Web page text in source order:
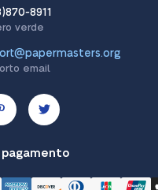
8911
verde
email